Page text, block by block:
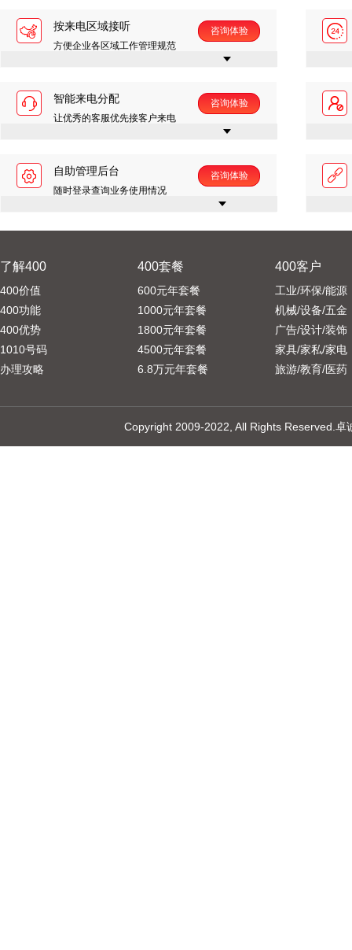
按来电区域接听
方便企业各区域工作管理规范
咨询体验
智能来电分配
让优秀的客服优先接客户来电
咨询体验
自助管理后台
随时登录查询业务使用情况
咨询体验
了解400
400价值
400功能
400优势
1010号码
办理攻略
400套餐
600元年套餐
1000元年套餐
1800元年套餐
4500元年套餐
6.8万元年套餐
400客户
工业/环保/能源
机械/设备/五金
广告/设计/装饰
家具/家私/家电
旅游/教育/医药
Copyright 2009-2022, All Rights Reserved.